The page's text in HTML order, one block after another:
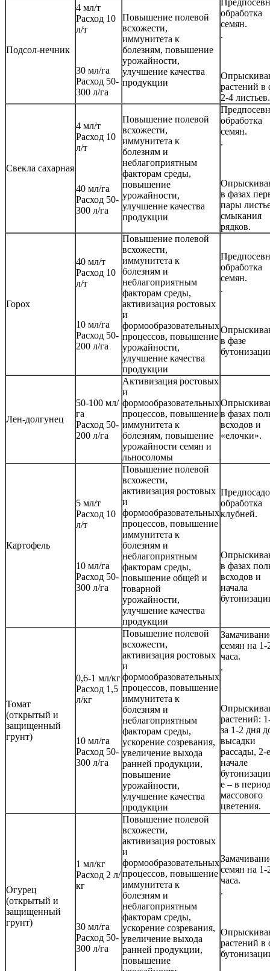
Подсол-нечник
4 мл/т
Расход 10
л/т
30 мл/га
Расход 50-
300 л/га
Повышение полевой
всхожести,
иммунитета к
болезням, повышение
урожайности,
улучшение качества
продукции
обработка
семян.
.
растений в
2-4 листьев.
Свекла сахарная
4 мл/т
Расход 10
л/т
40 мл/га
Расход 50-
300 л/га
Повышение полевой
всхожести,
иммунитета к
болезням и
неблагоприятным
факторам среды,
повышение
урожайности,
улучшение качества
продукции
обработка
семян.
.
в фазах
пары
смыкания
рядков.
Горох
40 мл/т
Расход 10
л/т
10 мл/га
Расход 50-
200 л/га
Повышение полевой
всхожести,
иммунитета к
болезням и
неблагоприятным
факторам среды,
активизация ростовых
и
формообразовательных
процессов, повышение
урожайности,
улучшение качества
продукции
обработка
семян.
.
в фазе
Лен-долгунец
50-100 мл/
га
Расход 50-
200 л/га
Активизация ростовых
и
формообразовательных
процессов, повышение
иммунитета к
болезням, повышение
урожайности семян и
льносоломы
в фазах
всходов и
«елочки».
Картофель
5 мл/т
Расход 10
л/т
10 мл/га
Расход 50-
300 л/га
Повышение полевой
всхожести,
активизация ростовых
и
формообразовательных
процессов, повышение
иммунитета к
болезням и
неблагоприятным
факторам среды,
повышение общей и
товарной
урожайности,
улучшение качества
продукции
обработка
клубней.
в фазах
всходов и
начала
Томат
(открытый и
защищенный
грунт)
0,6-1 мл/кг
Расход 1,5
л/кг
10 мл/га
Расход 50-
300 л/га
Повышение полевой
всхожести,
активизация ростовых
и
формообразовательных
процессов, повышение
иммунитета к
болезням и
неблагоприятным
факторам среды,
ускорение созревания,
увеличение выхода
ранней продукции,
повышение
урожайности,
улучшение качества
продукции
семян на 1-
часа.
.
растений:
за 1-2 дня
высадки
рассады, 2-
начале
е – в
массового
цветения.
Огурец
(открытый и
защищенный
грунт)
1 мл/кг
Расход 2 л/
кг
30 мл/га
Расход 50-
300 л/га
Повышение полевой
всхожести,
активизация ростовых
и
формообразовательных
процессов, повышение
иммунитета к
болезням и
неблагоприятным
факторам среды,
ускорение созревания,
увеличение выхода
ранней продукции,
повышение
семян на 1-
часа.
.
растений в